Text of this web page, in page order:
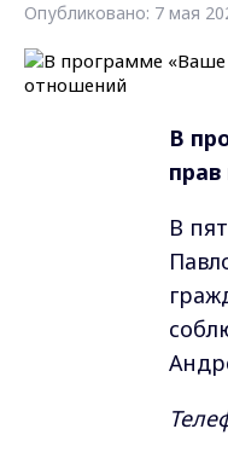
Опубликовано: 7 мая
В
В